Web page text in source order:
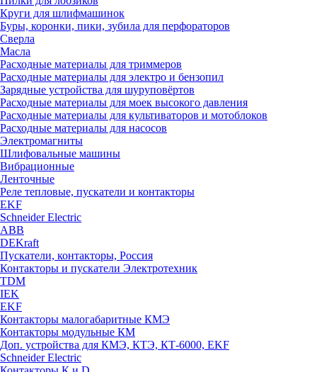
Круги для шлифмашинок
Буры, коронки, пики, зубила для перфораторов
Сверла
Масла
Расходные материалы для триммеров
Расходные материалы для электро и бензопил
Зарядные устройства для шуруповёртов
Расходные материалы для моек высокого давления
Расходные материалы для культиваторов и мотоблоков
Расходные материалы для насосов
Электромагниты
Шлифовальные машины
Вибрационные
Ленточные
Реле тепловые, пускатели и контакторы
EKF
Schneider Electric
ABB
DEKraft
Пускатели, контакторы, Россия
Контакторы и пускатели Электротехник
TDM
IEK
EKF
Контакторы малогабаритные КМЭ
Контакторы модульные КМ
Доп. устройства для КМЭ, КТЭ, КТ-6000, EKF
Schneider Electric